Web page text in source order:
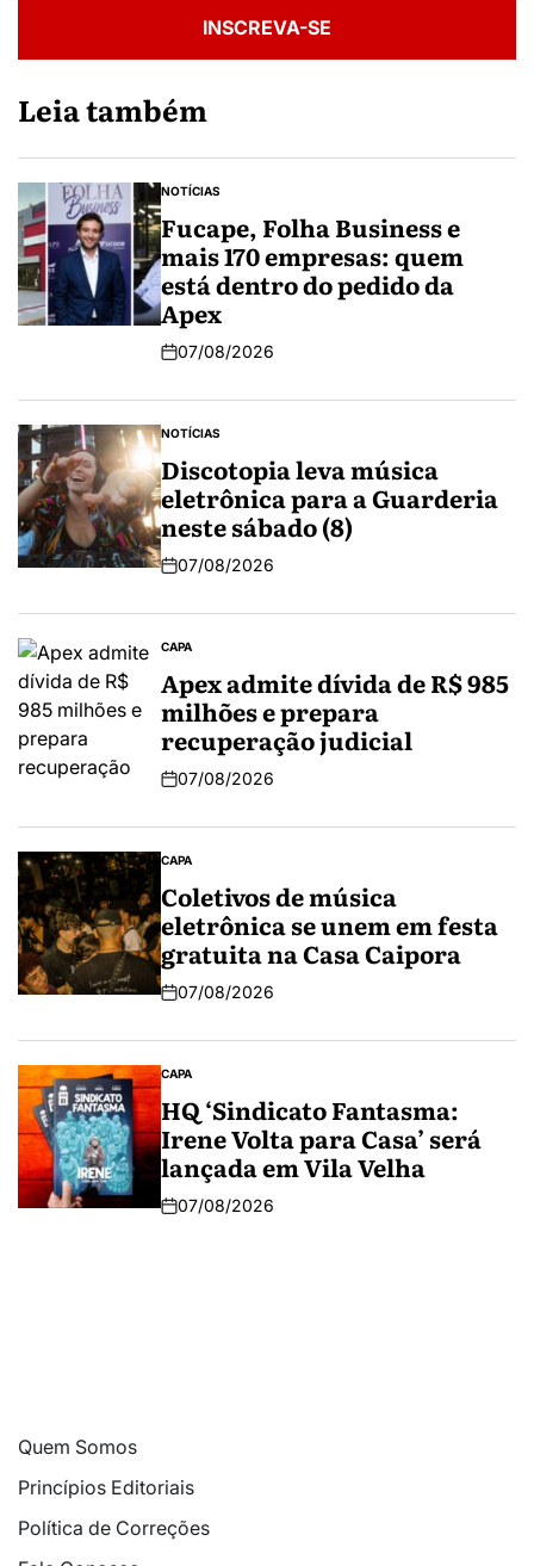
INSCREVA-SE
Leia também
NOTÍCIAS
Fucape, Folha Business e
mais 170 empresas: quem
está dentro do pedido da
Apex
07/08/2026
NOTÍCIAS
Discotopia leva música
eletrônica para a Guarderia
neste sábado (8)
07/08/2026
CAPA
Apex admite dívida de R$ 985
milhões e prepara
recuperação judicial
07/08/2026
CAPA
Coletivos de música
eletrônica se unem em festa
gratuita na Casa Caipora
07/08/2026
CAPA
HQ ‘Sindicato Fantasma:
Irene Volta para Casa’ será
lançada em Vila Velha
07/08/2026
Quem Somos
Princípios Editoriais
Política de Correções